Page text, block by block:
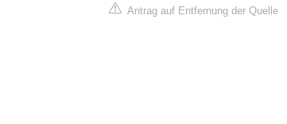
Antrag auf Entfernung der Quelle